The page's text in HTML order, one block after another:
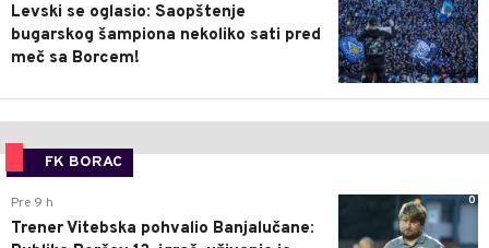
Levski se oglasio: Saopštenje
bugarskog šampiona nekoliko sati pred
meč sa Borcem!
FK BORAC
0
Pre 9 h
Trener Vitebska pohvalio Banjalučane: